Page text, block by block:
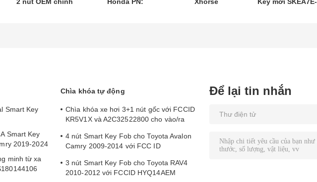
2 nút OEM chính
Honda PN:
Xhorse
Key mới SKEA7E-
Smart Key
Smart Key
2019-2024
minh từ xa
Chìa khóa tự động
Chìa khóa xe hơi 3+1 nút gốc với FCCID
KR5V1X và A2C32522800 cho vào/ra
4 nút Smart Key Fob cho Toyota Avalon
Camry 2009-2014 với FCC ID
3 nút Smart Key Fob cho Toyota RAV4
2010-2012 với FCCID HYQ14AEM
Để lại tin nhắn